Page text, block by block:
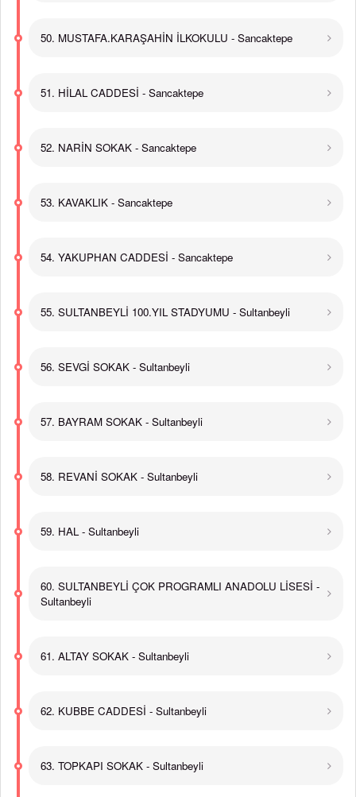
50. MUSTAFA.KARAŞAHİN İLKOKULU - Sancaktepe
51. HİLAL CADDESİ - Sancaktepe
52. NARİN SOKAK - Sancaktepe
53. KAVAKLIK - Sancaktepe
54. YAKUPHAN CADDESİ - Sancaktepe
55. SULTANBEYLİ 100.YIL STADYUMU - Sultanbeyli
56. SEVGİ SOKAK - Sultanbeyli
57. BAYRAM SOKAK - Sultanbeyli
58. REVANİ SOKAK - Sultanbeyli
59. HAL - Sultanbeyli
60. SULTANBEYLİ ÇOK PROGRAMLI ANADOLU LİSESİ -
Sultanbeyli
61. ALTAY SOKAK - Sultanbeyli
62. KUBBE CADDESİ - Sultanbeyli
63. TOPKAPI SOKAK - Sultanbeyli